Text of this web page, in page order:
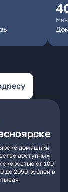
домашний
доступных
от 100
до 2050 рублей в